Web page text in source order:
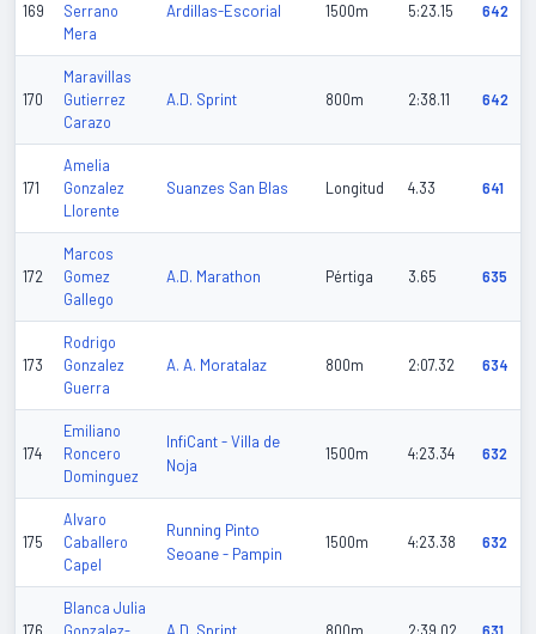
169
Serrano
Mera
Ardillas-Escorial 1500m 5:23.15 642
170
Maravillas
Gutierrez
Carazo
A.D. Sprint 800m 2:38.11 642
171
Amelia
Gonzalez
Llorente
Suanzes San Blas Longitud 4.33 641
172
Marcos
Gomez
Gallego
A.D. Marathon Pértiga 3.65 635
173
Rodrigo
Gonzalez
Guerra
A. A. Moratalaz 800m 2:07.32 634
174
Emiliano
Roncero
Dominguez
InfiCant - Villa de
Noja
1500m 4:23.34 632
175
Alvaro
Caballero
Capel
Running Pinto
Seoane - Pampin
1500m 4:23.38 632
Blanca Julia